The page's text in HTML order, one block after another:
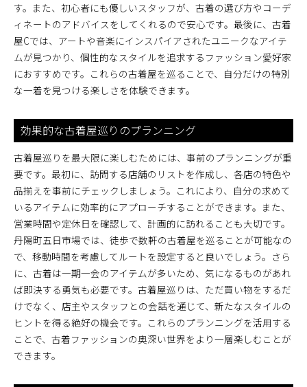
す。また、初心者にも優しいスタッフが、古着の選び方やコーデ
ィネートのアドバイスをしてくれるので安心です。最後に、古着
屋Cでは、アートや音楽にインスパイアされたユニークなアイテ
ムが見つかり、個性的なスタイルを追求するファッション愛好家
におすすめです。これらの古着屋を巡ることで、自分だけの特別
な一着を見つける楽しさを体験できます。
効果的な古着屋巡りのプランニング
古着屋巡りを最大限に楽しむためには、事前のプランニングが重
要です。最初に、訪問する店舗のリストを作成し、各店の特色や
品揃えを事前にチェックしましょう。これにより、自分の求めて
いるアイテムに効率的にアプローチすることができます。また、
営業時間や定休日を確認して、計画的に訪れることも大切です。
丹陽町五日市場では、徒歩で数軒の古着屋を巡ることが可能なの
で、移動時間を考慮してルートを設定すると良いでしょう。さら
に、古着は一期一会のアイテムが多いため、気になるものがあれ
ば即決する勇気も必要です。古着屋巡りは、ただ買い物をするだ
けでなく、店主やスタッフとの会話を通じて、新たなスタイルの
ヒントを得る絶好の機会です。これらのプランニングを活用する
ことで、古着ファッションの奥深い世界をより一層楽しむことが
できます。